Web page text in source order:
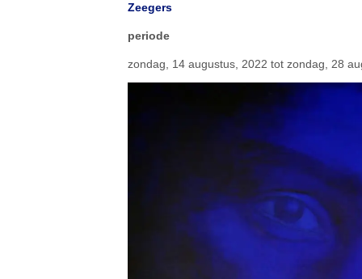
Zeegers
periode
zondag, 14 augustus, 2022 tot zondag, 28